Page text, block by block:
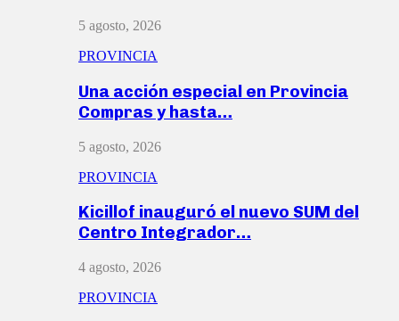
5 agosto, 2026
PROVINCIA
Una acción especial en Provincia
Compras y hasta…
5 agosto, 2026
PROVINCIA
Kicillof inauguró el nuevo SUM del
Centro Integrador…
4 agosto, 2026
PROVINCIA